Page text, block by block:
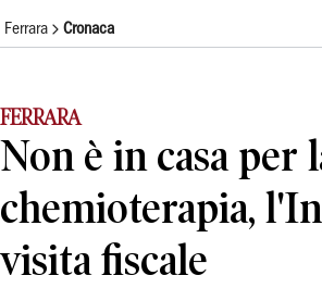
Ferrara Cronaca
FERRARA
Non è in casa per
chemioterapia,
visita fiscale